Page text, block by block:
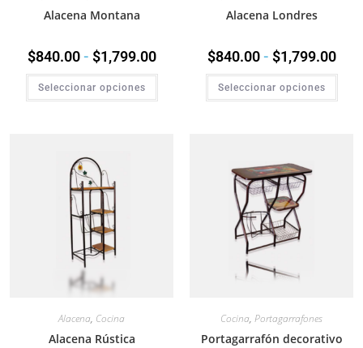
Alacena Montana
$840.00 - $1,799.00
Seleccionar opciones
Alacena Londres
$840.00 - $1,799.00
Seleccionar opciones
Alacena, Cocina
Alacena Rústica
Cocina, Portagarrafones
Portagarrafón decorativo